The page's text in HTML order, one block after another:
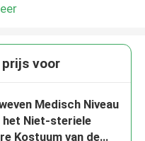
voor
Medisch Niveau
het Niet-steriele
Kostuum van de